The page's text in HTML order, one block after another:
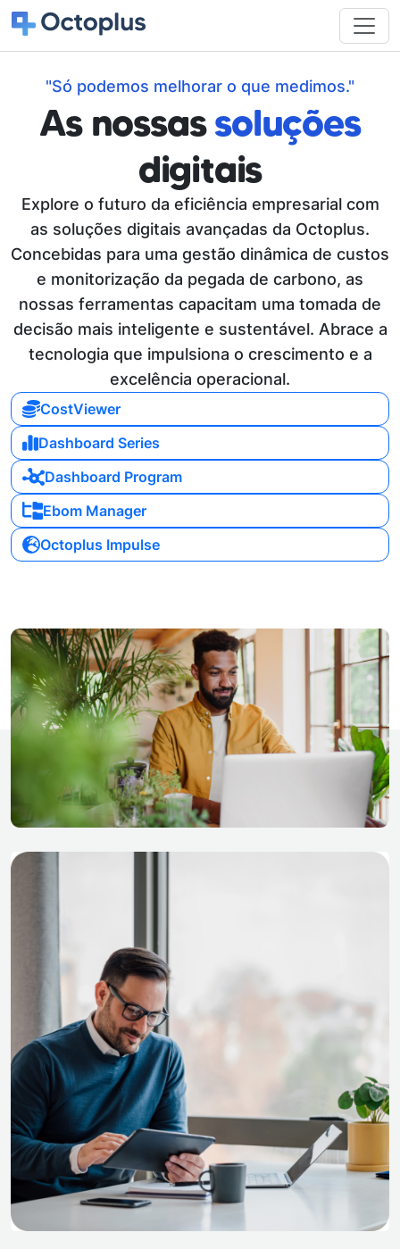
"Só podemos melhorar o que medimos."
As nossassoluções
digitais
Explore o futuro da eficiência empresarial com
as soluções digitais avançadas da Octoplus.
Concebidas para uma gestão dinâmica de custos
e monitorização da pegada de carbono, as
nossas ferramentas capacitam uma tomada de
decisão mais inteligente e sustentável. Abrace a
tecnologia que impulsiona o crescimento e a
excelência operacional.
CostViewer
Dashboard Series
Dashboard Program
Ebom Manager
Octoplus Impulse